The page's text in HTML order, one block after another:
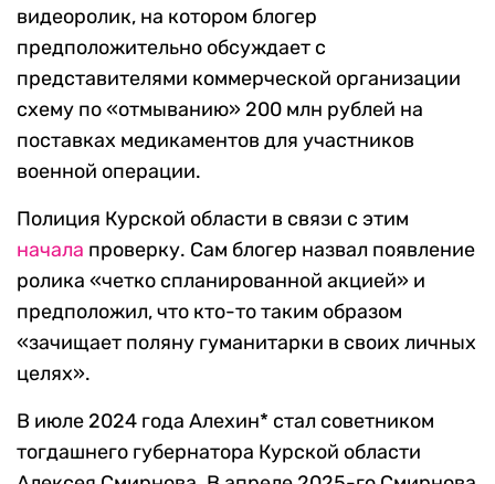
видеоролик, на котором блогер
предположительно обсуждает с
представителями коммерческой организации
схему по «отмыванию» 200 млн рублей на
поставках медикаментов для участников
военной операции.
Полиция Курской области в связи с этим
начала проверку. Сам блогер назвал появление
ролика «четко спланированной акцией» и
предположил, что кто-то таким образом
«зачищает поляну гуманитарки в своих личных
целях».
В июле 2024 года Алехин* стал советником
тогдашнего губернатора Курской области